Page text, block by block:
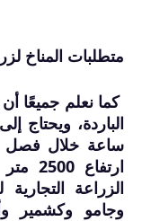
متطلبات المناخ
كما نعلم جميعًا
ساعة خلال فصل
الزراعة
وجامو وكشمير